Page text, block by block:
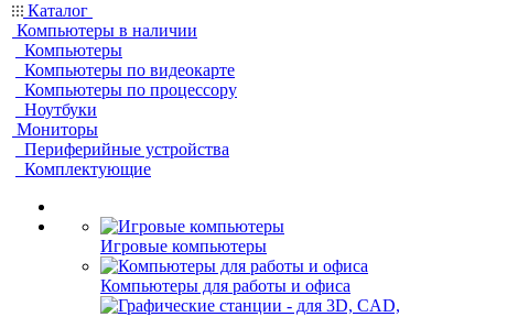
Каталог
Компьютеры в наличии
Компьютеры
Компьютеры по видеокарте
Компьютеры по процессору
Ноутбуки
Мониторы
Периферийные устройства
Комплектующие
Игровые компьютеры
Компьютеры для работы и офиса